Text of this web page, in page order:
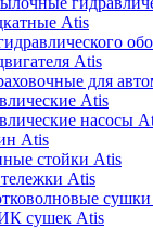
Atis
Atis
для
Atis
насосы
Atis
стойки Atis
Atis
сушек Atis